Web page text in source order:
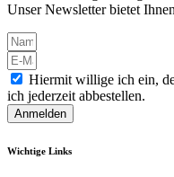
Unser Newsletter bietet
Hiermit willige ich ein,
ich jederzeit abbestellen.
Anmelden
Wichtige Links